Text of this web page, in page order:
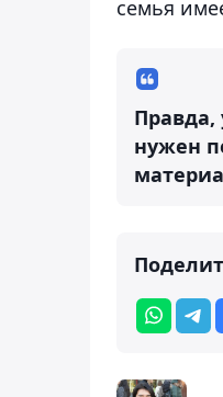
семья
Правда,
нужен